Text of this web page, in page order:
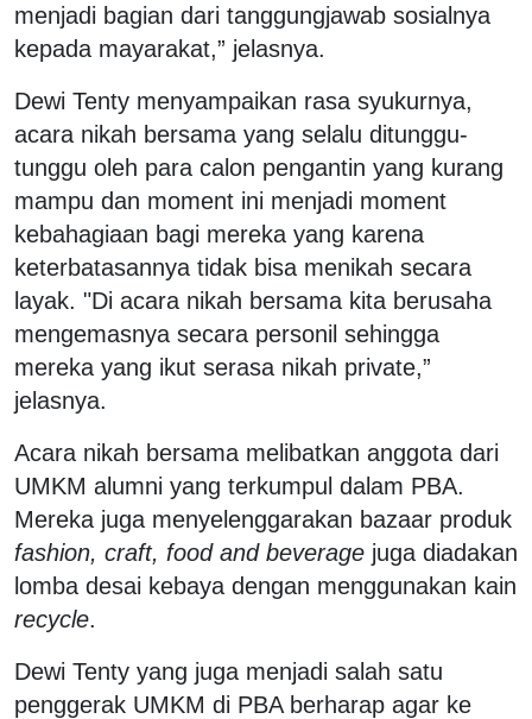
menjadi bagian dari tanggungjawab sosialnya
kepada mayarakat,” jelasnya.
Dewi Tenty menyampaikan rasa syukurnya,
acara nikah bersama yang selalu ditunggu-
tunggu oleh para calon pengantin yang kurang
mampu dan moment ini menjadi moment
kebahagiaan bagi mereka yang karena
keterbatasannya tidak bisa menikah secara
layak. "Di acara nikah bersama kita berusaha
mengemasnya secara personil sehingga
mereka yang ikut serasa nikah private,”
jelasnya.
Acara nikah bersama melibatkan anggota dari
UMKM alumni yang terkumpul dalam PBA.
Mereka juga menyelenggarakan bazaar produk
fashion, craft, food and beverage juga diadakan
lomba desai kebaya dengan menggunakan kain
recycle.
Dewi Tenty yang juga menjadi salah satu
penggerak UMKM di PBA berharap agar ke